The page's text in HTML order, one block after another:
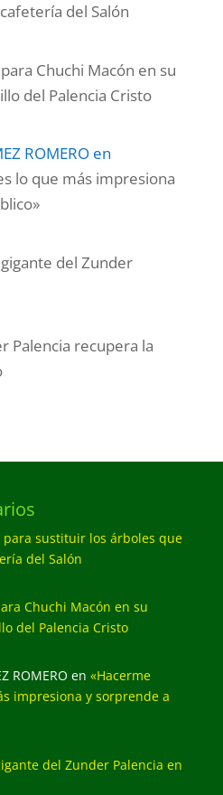
del Salón
Chuchi Macón en su
del Palencia Cristo
ROMEROen
lo que más impresiona
del Zunder
Palencia recupera la
sustituir los árboles que
del Salón
Chuchi Macón en su
del Palencia Cristo
ROMERO en «Hacerme
impresiona y sorprende a
del Zunder Palencia en